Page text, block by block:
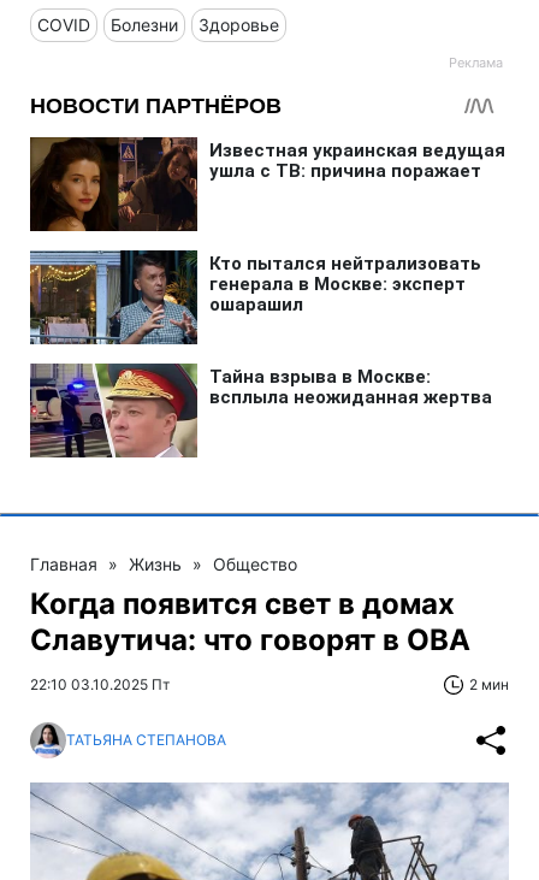
COVID Болезни Здоровье
Главная » Жизнь » Общество
Когда появится свет в домах
Славутича: что говорят в ОВА
22:10 03.10.2025 Пт 2 мин
ТАТЬЯНА СТЕПАНОВА